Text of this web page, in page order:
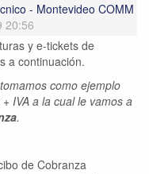
- Montevideo COMM
20:56
y e-tickets de
a continuación.
como ejemplo
IVA a la cual le vamos a
.
de Cobranza